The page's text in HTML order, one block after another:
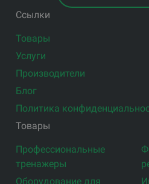
Ссылки
Товары
Услуги
Производители
Блог
Политика
Товары
Профессиональные
тренажеры
Оборудование для